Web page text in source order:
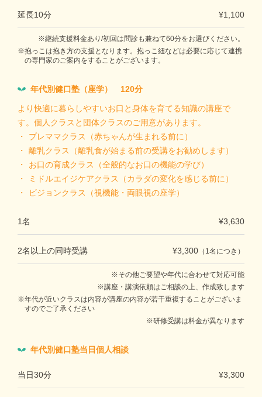
延長10分 ¥1,100
継続支援料金あり/初回は問診も兼ねて60分をお選びください。
抱っこは抱き方の支援となります。抱っこ紐などは必要に応じて連携
の専門家のご案内をすることがございます。
年代別健口塾（座学） 120分
より快適に暮らしやすいお口と身体を育てる知識の講座で
す。個人クラスと団体クラスのご用意があります。
プレママクラス（赤ちゃんが生まれる前に）
離乳クラス（離乳食が始まる前の受講をお勧めします）
お口の育成クラス（全般的なお口の機能の学び）
ミドルエイジケアクラス（カラダの変化を感じる前に）
ビジョンクラス（視機能・両眼視の座学）
1名 ¥3,630
2名以上の同時受講 ¥3,300 （1名につき）
その他ご要望や年代に合わせて対応可能
講座・講演依頼はご相談の上、作成致します
年代が近いクラスは内容が講座の内容が若干重複することがございま
すのでご了承ください
研修受講は料金が異なります
年代別健口塾当日個人相談
当日30分 ¥3,300